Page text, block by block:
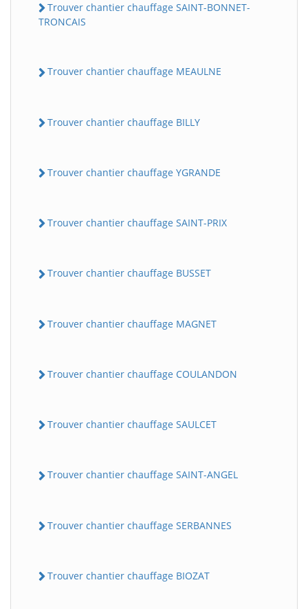
Trouver chantier chauffage SAINT-BONNET-
TRONCAIS
Trouver chantier chauffage MEAULNE
Trouver chantier chauffage BILLY
Trouver chantier chauffage YGRANDE
Trouver chantier chauffage SAINT-PRIX
Trouver chantier chauffage BUSSET
Trouver chantier chauffage MAGNET
Trouver chantier chauffage COULANDON
Trouver chantier chauffage SAULCET
Trouver chantier chauffage SAINT-ANGEL
Trouver chantier chauffage SERBANNES
Trouver chantier chauffage BIOZAT
B Assistant en ligne